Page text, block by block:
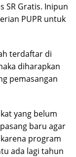
SR Gratis. Inipun
PUPR untuk
terdaftar di
diharapkan
pemasangan
yang belum
baru agar
program
ada lagi tahun